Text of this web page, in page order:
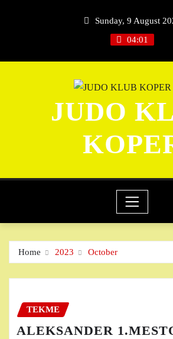
Sunday, 9 August
04:01
JUDO
Home 2023 October
TEKME
ALEKSANDER